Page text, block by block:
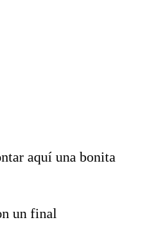
aquí una bonita
un final